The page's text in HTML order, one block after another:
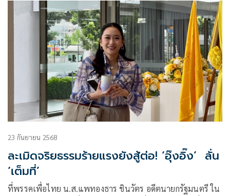
23 กันยายน 2568
ละเมิดจริยธรรมร้ายแรงยังสู้ต่อ! ‘อุ๊งอิ๊ง’ ลั่น
‘เต็มที่’
ที่พรรคเพื่อไทย น.ส.แพทองธาร ชินวัตร อดีตนายกรัฐมนตรี ใน